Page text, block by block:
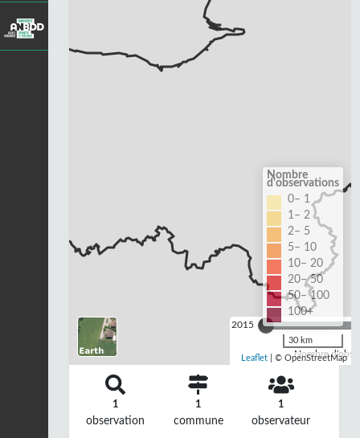
2015
Nombre
Nombre
d'observations
0– 1
1– 2
2– 5
5– 10
10– 20
20– 50
50– 100
100+
30 km
Leaflet | © OpenStreetMap
1
observation
1
commune
1
observateur